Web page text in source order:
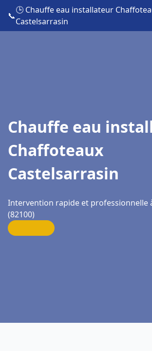
📞
🕒 Chauffe eau installateur
Castelsarrasin
Chauffe eau
Chaffoteaux
Castelsarrasin
Intervention rapide et professionnelle
(82100)